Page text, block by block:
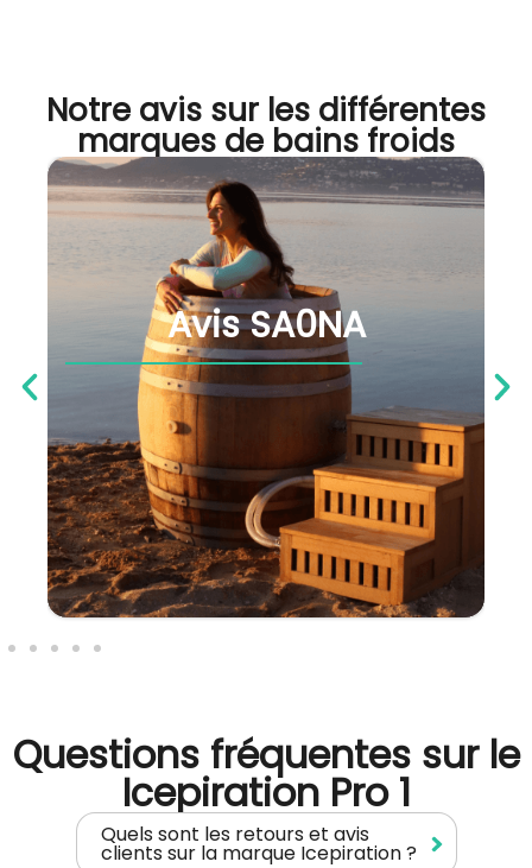
Notre avis sur les différentes
marques de bains froids​
Avis SA0NA
Questions fréquentes sur le
Icepiration Pro 1
Quels sont les retours et avis
clients sur la marque Icepiration ?